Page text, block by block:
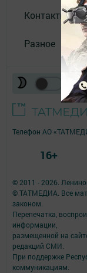
Контакты
Разное
© 2011 - 2026.
© ТАТМЕДИА. Все
законом.
Перепечатка,
информации,
размещенной на
редакций СМИ.
При поддержке
коммуникациям.
Телефон АО
16+